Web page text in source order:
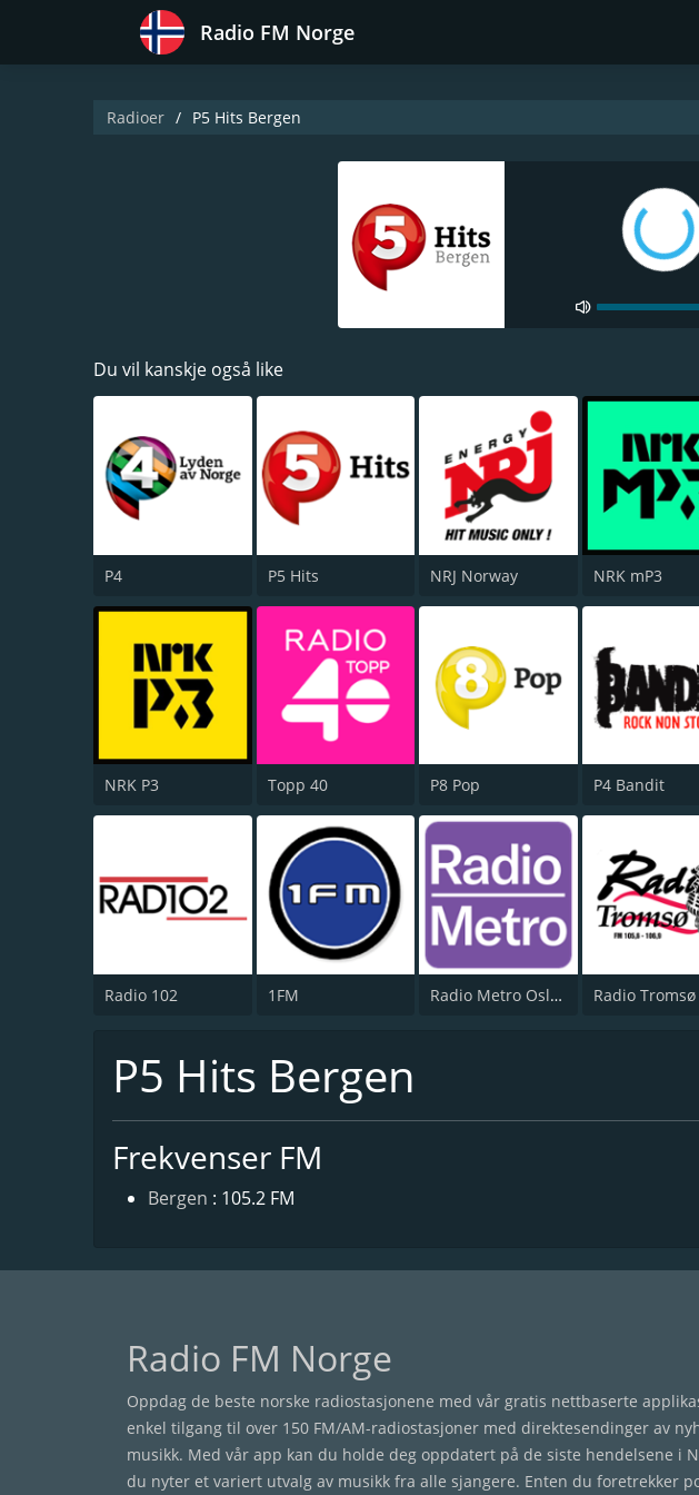
Radio FM Norge
Radioer P5 Hits Bergen
Du vil kanskje også like
P4 P5 Hits NRJ Norway NRK mP3
NRK P3 Topp 40 P8 Pop P4 Bandit
Radio 102 1FM Radio Metro Oslo/Akershus Radio Tromsø
P5 Hits Bergen
Frekvenser FM
Bergen : 105.2 FM
Radio FM Norge
Oppdag de beste norske radiostasjonene med vår gratis nettbaserte
enkel tilgang til over 150 FM/AM-radiostasjoner med direktesendinger av
musikk. Med vår app kan du holde deg oppdatert på de siste hendelsene i
du nyter et variert utvalg av musikk fra alle sjangere. Enten du foretrekker